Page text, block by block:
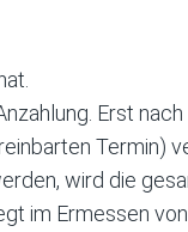
Erst nach
Termin)
wird die
im Ermessen von